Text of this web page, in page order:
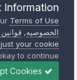
Information
Terms of Use
الخصوصيه, قوانين
your cookie
to continue..
Accept Cookies